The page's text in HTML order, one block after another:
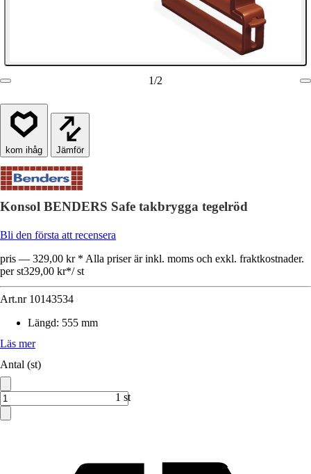
1/2
Jämför
Konsol BENDERS Safe takbrygga tegelröd
Bli den första att recensera
pris — 329,00 kr * Alla priser är inkl. moms och exkl. fraktkostnader.
per st329,00 kr*/ st
Art.nr 10143534
Längd: 555 mm
Läs mer
Antal (st)
1 st